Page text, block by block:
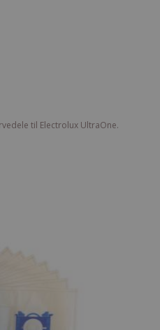
til Electrolux UltraOne.